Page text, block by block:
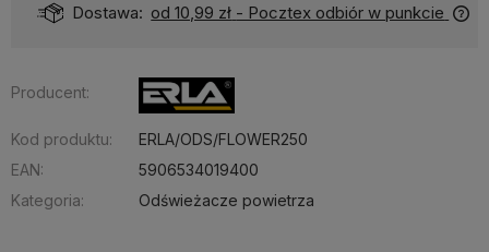
Dostawa: od 10,99 zł - Pocztex odbiór w punkcie
Producent:
Kod produktu:
ERLA/ODS/FLOWER250
EAN:
5906534019400
Kategoria:
Odświeżacze powietrza